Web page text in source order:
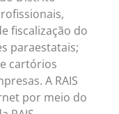
fiscalização do
paraestatais;
cartórios
A RAIS
por meio do